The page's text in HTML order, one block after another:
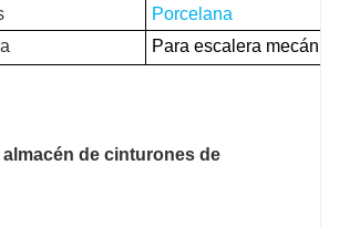
Porcelana
Para escalera
almacén de cinturones de